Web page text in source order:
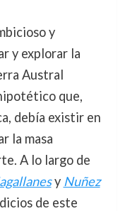
y
y explorar la
Austral
que,
debía existir en
la masa
A lo largo de
y Nuñez
de este